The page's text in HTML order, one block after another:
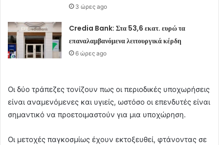
3 ώρες ago
Credia Bank: Στα 53,6 εκατ. ευρώ τα
επαναλαμβανόμενα λειτουργικά κέρδη
6 ώρες ago
Οι δύο τράπεζες τονίζουν πως οι περιοδικές υποχωρήσεις
είναι αναμενόμενες και υγιείς, ωστόσο οι επενδυτές είναι
σημαντικό να προετοιμαστούν για μια υποχώρηση.
Οι μετοχές παγκοσμίως έχουν εκτοξευθεί, φτάνοντας σε